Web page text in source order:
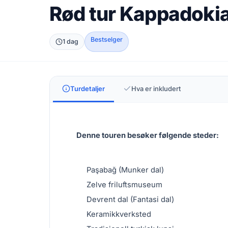
Rød tur
1 dag Bestselger
Turdetaljer Hva er inkludert
Denne touren besøker følgende steder:
Paşabağ (Munker dal)
Zelve friluftsmuseum
Devrent dal (Fantasi dal)
Keramikkverksted